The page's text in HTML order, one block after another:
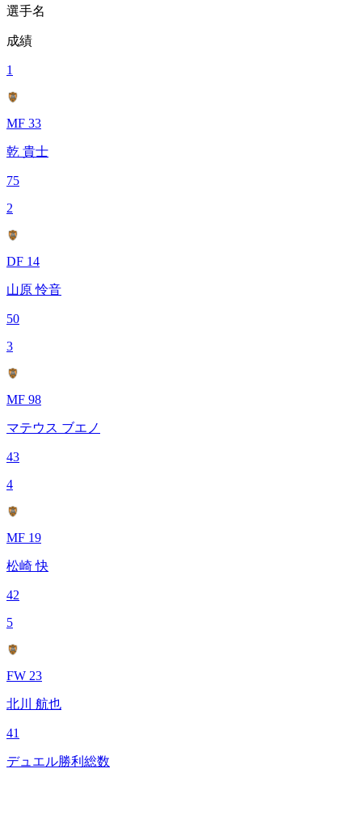
選手名
成績
1
MF 33
乾 貴士
75
2
DF 14
山原 怜音
50
3
MF 98
マテウス ブエノ
43
4
MF 19
松崎 快
42
5
FW 23
北川 航也
41
デュエル勝利総数